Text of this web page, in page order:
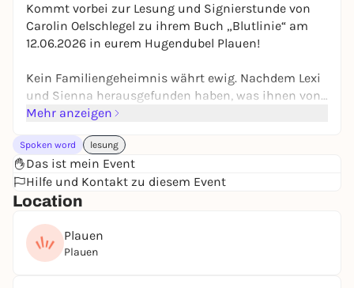
Kommt vorbei zur Lesung und Signierstunde von
Carolin Oelschlegel zu ihrem Buch „Blutlinie“ am
12.06.2026 in eurem Hugendubel Plauen!
Kein Familiengeheimnis währt ewig. Nachdem Lexi
und Sienna herausgefunden haben, was ihnen von
ihren Eltern jahrelang verschwiegen wurde, brechen
auf, ein erbitterter Kleinkrieg wird geführt. Kann es
am Ende für die beiden eine gemeinsame Zukunft
geben?
Carolin Oelschlegel schreibt bereits Geschichten,
seit sie schreiben kann. Ihr Notizbuch hat sie
Mehr anzeigen
Spoken word lesung
Das ist mein Event
Hilfe und Kontakt zu diesem Event
Location
Plauen
Plauen